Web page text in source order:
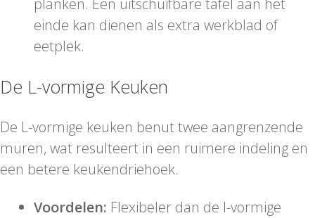
planken. Een uitschuifbare tafel aan het
einde kan dienen als extra werkblad of
eetplek.
De L-vormige Keuken
De L-vormige keuken benut twee aangrenzende
muren, wat resulteert in een ruimere indeling en
een betere keukendriehoek.
Voordelen: Flexibeler dan de I-vormige